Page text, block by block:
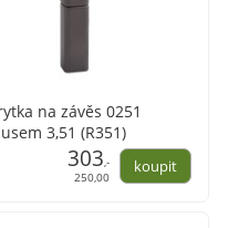
na závěs 0251
3,51 (R351)
303,-
250,00